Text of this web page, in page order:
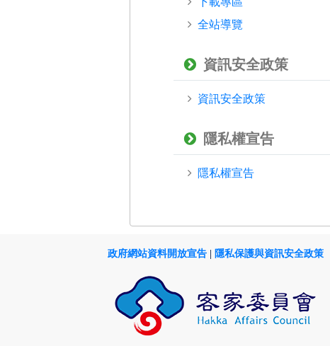
全站導覽
資訊安全政策
資訊安全政策
隱私權宣告
隱私權宣告
政府網站資料開放宣告 隱私保護與資訊安全政策